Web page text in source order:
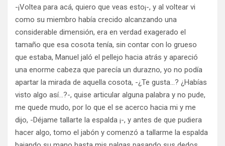
-¡Voltea para acá, quiero que veas esto¡-, y al voltear vi
como su miembro había crecido alcanzando una
considerable dimensión, era en verdad exagerado el
tamaño que esa cosota tenía, sin contar con lo grueso
que estaba, Manuel jaló el pellejo hacia atrás y apareció
una enorme cabeza que parecía un durazno, yo no podía
apartar la mirada de aquella cosota, -¿Te gusta…? ¿Habías
visto algo así…?-, quise articular alguna palabra y no pude,
me quede mudo, por lo que el se acerco hacia mi y me
dijo, -Déjame tallarte la espalda ¡-, y antes de que pudiera
hacer algo, tomo el jabón y comenzó a tallarme la espalda